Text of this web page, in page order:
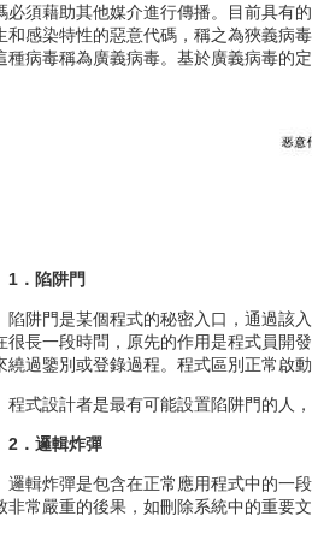
必須藉助其他媒介進行傳播。目前具有
和感染特性的惡意代碼，稱之為狹義病
種病毒稱為廣義病毒。基於廣義病毒的
1．陷阱門
門是某個程式的秘密入口，通過該入
很長一段時問，原先的作用是程式員開
繞過鑒別或登錄過程。程式區別正常啟
設計者是最有可能設置陷阱門的人，
2．邏輯炸彈
炸彈是包含在正常應用程式中的一段
非常嚴重的後果，如刪除系統中的重要